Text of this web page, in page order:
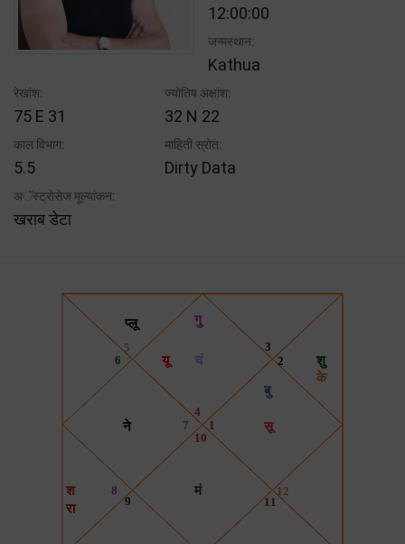
12:00:00
जन्मस्थान:
Kathua
रेखांश:
75 E 31
ज्योतिष अक्षांश:
32 N 22
काल विभाग:
5.5
माहिती स्रोत:
Dirty Data
अॅस्ट्रोसेज मूल्यांकन:
खराब डेटा